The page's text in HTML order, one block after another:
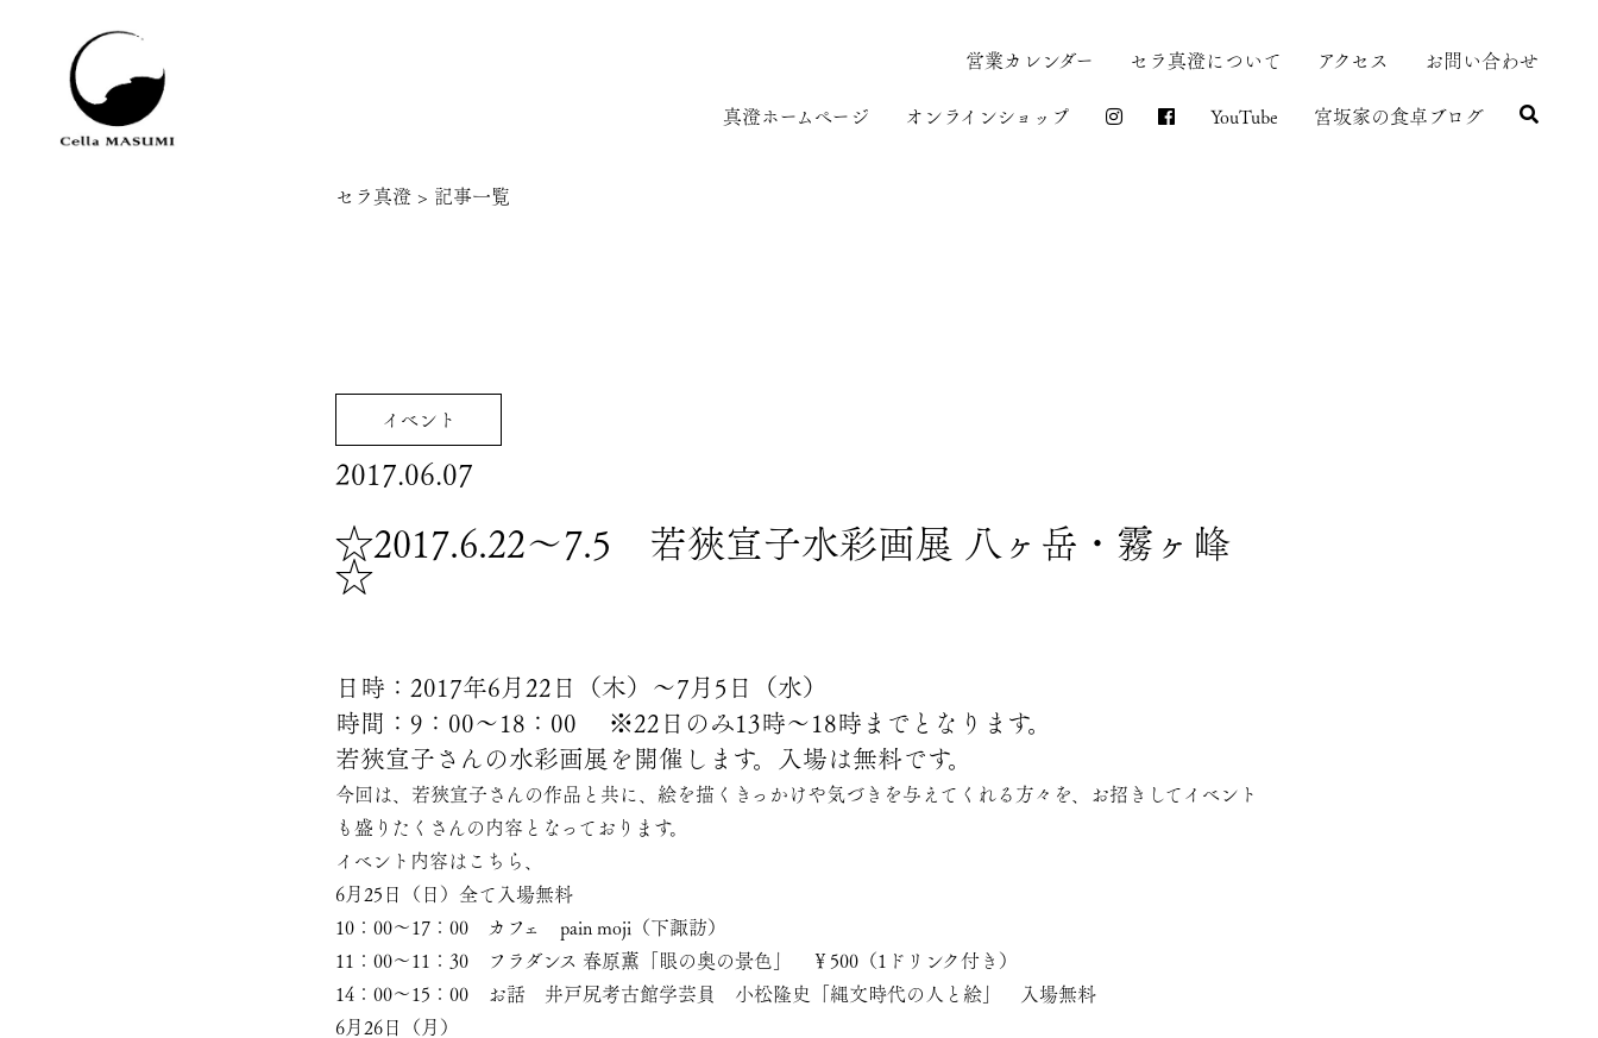
営業カレンダー セラ真澄について アクセス お問い合わせ
真澄ホームページ オンラインショップ YouTube 宮坂家の食卓ブログ
セラ真澄 > 記事一覧
イベント
2017.06.07
☆2017.6.22～7.5 若狹宣子水彩画展 八ヶ岳・霧ヶ峰
☆
日時：2017年6月22日（木）～7月5日（水）
時間：9：00～18：00 ※22日のみ13時～18時までとなります。
若狹宣子さんの水彩画展を開催します。入場は無料です。
今回は、若狹宣子さんの作品と共に、絵を描くきっかけや気づきを与えてくれる方々を、お招きしてイベント
も盛りたくさんの内容となっております。
イベント内容はこちら、
6月25日（日）全て入場無料
10：00～17：00 カフェ pain moji（下諏訪）
11：00～11：30 フラダンス 春原薫「眼の奥の景色」 ￥500（1ドリンク付き）
14：00～15：00 お話 井戸尻考古館学芸員 小松隆史「縄文時代の人と絵」 入場無料
6月26日（月）